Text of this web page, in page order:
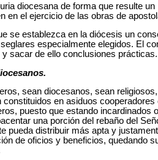
diocesana de forma que resulte
en el ejercicio de las obras de
se establezca en la diócesis un
especialmente elegidos. El
y sacar de ello conclusiones prácticas.
sean diocesanos, sean
constituidos en asiduos
puesto que estando incardinados
una porción del rebaño del
pueda distribuir más apta y
de oficios y beneficios, quedando